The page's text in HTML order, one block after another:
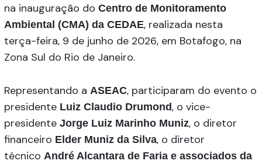
na inauguração doCentro de Monitoramento
Ambiental (CMA) da CEDAE, realizada nesta
terça-feira, 9 de junho de 2026, em Botafogo, na
Zona Sul do Rio de Janeiro.
Representando aASEAC, participaram do evento o
presidente Luiz Claudio Drumond, o vice-
presidenteJorge Luiz Marinho Muniz, o diretor
financeiro Elder Muniz da Silva, o diretor
técnicoAndré Alcantara de Faria e associados da